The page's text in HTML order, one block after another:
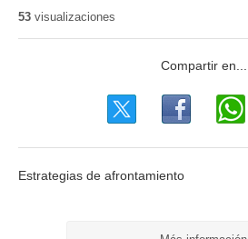
53 visualizaciones
Estrategias de afrontamiento